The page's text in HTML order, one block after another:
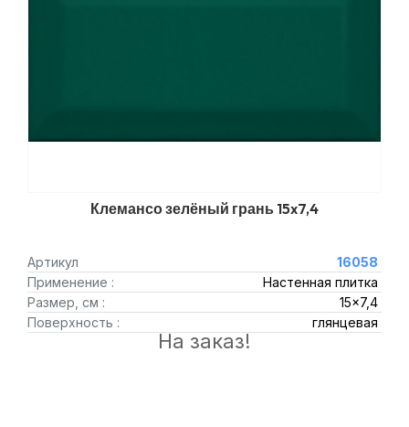
Клемансо зелёный грань 15x7,4
Артикул
16058
Применение :
Настенная плитка
Размер, см :
15x7,4
Поверхность :
глянцевая
На заказ!